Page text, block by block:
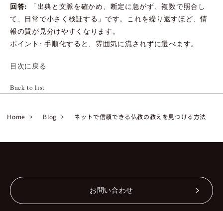
回答:
「出典と文脈を確かめ、断定に急がず、複数で照合し
て、日常で小さく検証する」です。これを繰り返すほど、情
報の質が見分けやすくなります。
ポイント: 手順化すると、雰囲気に流されずに選べます。
目次に戻る
Back to list
Home Blog ネットで信頼できる仏教の教えを見つける方法
お問い合わせ